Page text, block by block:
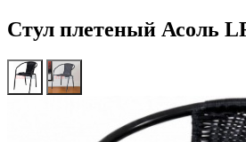
Стул плетеный Асоль